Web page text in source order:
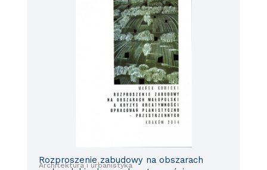
Architektura i urbanistyka
Rozproszenie zabudowy na obszarach